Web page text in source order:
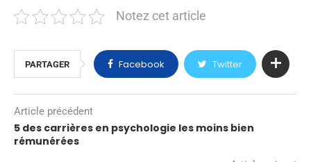
Notez cet article
PARTAGER Facebook Twitter
Article précédent
5 des carrières en psychologie les moins bien
rémunérées